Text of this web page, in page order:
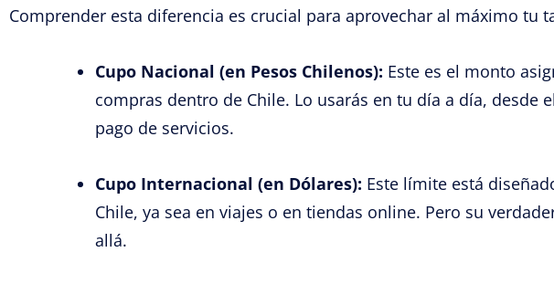
Comprender esta diferencia es crucial para aprovechar al máximo tu
Cupo Nacional (en Pesos Chilenos): Este es el monto
compras dentro de Chile. Lo usarás en tu día a día, desde
pago de servicios.
Cupo Internacional (en Dólares): Este límite está
Chile, ya sea en viajes o en tiendas online. Pero su
allá.